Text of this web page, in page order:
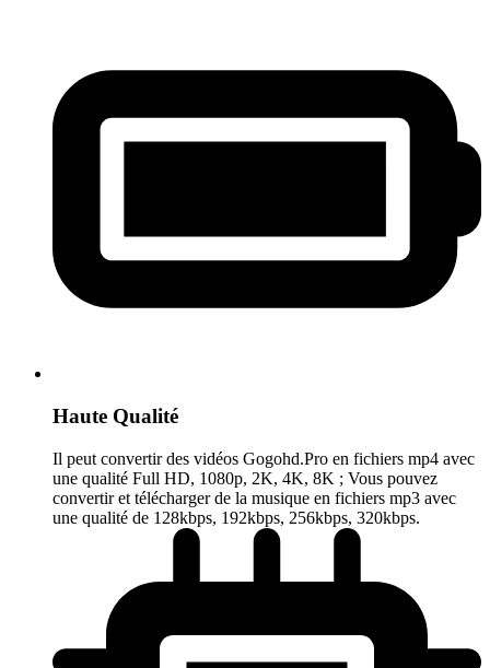
Haute Qualité
Il peut convertir des vidéos Gogohd.Pro en fichiers mp4 avec
une qualité Full HD, 1080p, 2K, 4K, 8K ; Vous pouvez
convertir et télécharger de la musique en fichiers mp3 avec
une qualité de 128kbps, 192kbps, 256kbps, 320kbps.